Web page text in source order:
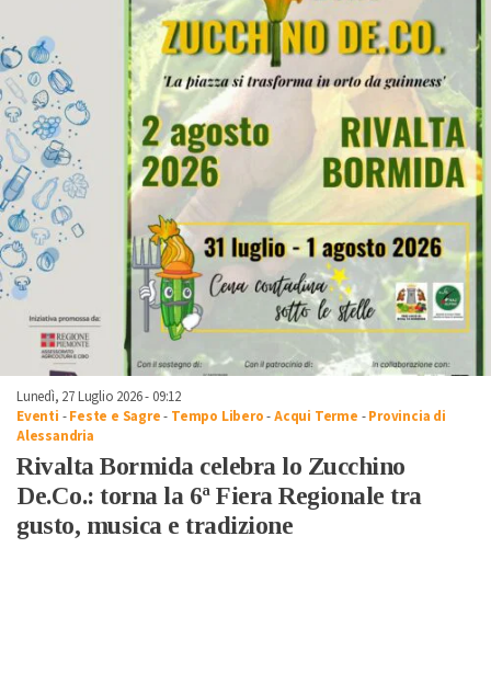
Lunedì, 27 Luglio 2026 - 09:12
Eventi -Feste e Sagre- Tempo Libero-Acqui Terme -Provincia di
Alessandria
Rivalta Bormida celebra lo Zucchino
De.Co.: torna la 6ª Fiera Regionale tra
gusto, musica e tradizione